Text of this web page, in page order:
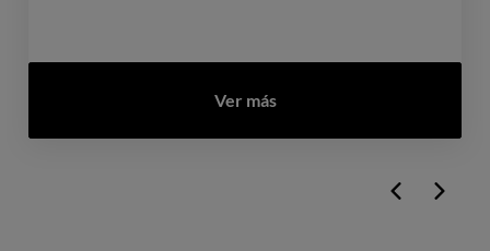
Ver más